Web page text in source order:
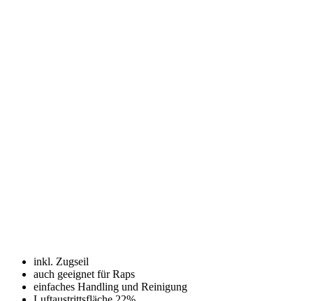
inkl. Zugseil
auch geeignet für Raps
einfaches Handling und Reinigung